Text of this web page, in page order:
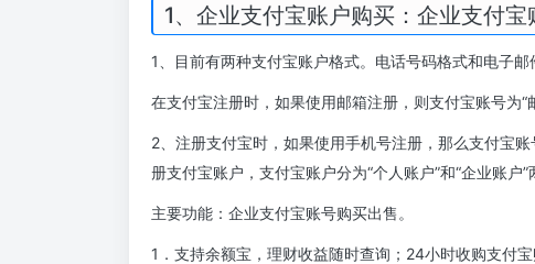
1、企业支付宝账户购买：企业支付宝
1、目前有两种支付宝账户格式。电话号码格式和电子邮
在支付宝注册时，如果使用邮箱注册，则支付宝账号为“
2、注册支付宝时，如果使用手机号注册，那么支付宝
册支付宝账户，支付宝账户分为“个人账户”和“企业账户
主要功能：企业支付宝账号购买出售。
1．支持余额宝，理财收益随时查询；24小时收购支付宝